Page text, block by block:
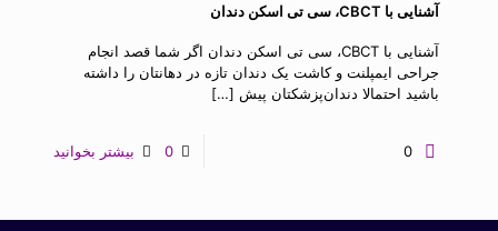
آشنایی با CBCT، سی تی اسکن دندان
آشنایی با CBCT، سی تی اسکن دندان اگر شما قصد انجام
جراحی ایمپلنت و کاشت یک دندان تازه در دهانتان را داشته
باشید احتمالا دندان‌پزشکتان پیش […]
0
0 بیشتر بخوانید